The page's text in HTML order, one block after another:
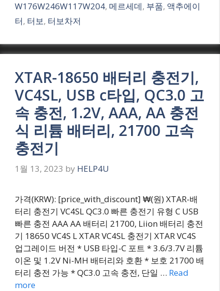
W176W246W117W204, 메르세데, 부품, 액추에이
터, 터보, 터보차저
XTAR-18650 배터리 충전기,
VC4SL, USB c타입, QC3.0 고
속 충전, 1.2V, AAA, AA 충전
식 리튬 배터리, 21700 고속
충전기
1월 13, 2023 by HELP4U
가격(KRW): [price_with_discount] ₩(원) XTAR-배
터리 충전기 VC4SL QC3.0 빠른 충전기 유형 C USB
빠른 충전 AAA AA 배터리 21700, Liion 배터리 충전
기 18650 VC4S L XTAR VC4SL 충전기 XTAR VC4S
업그레이드 버전 * USB 타입-C 포트 * 3.6/3.7V 리튬
이온 및 1.2V Ni-MH 배터리와 호환 * 보호 21700 배
터리 충전 가능 * QC3.0 고속 충전, 단일 … Read
more